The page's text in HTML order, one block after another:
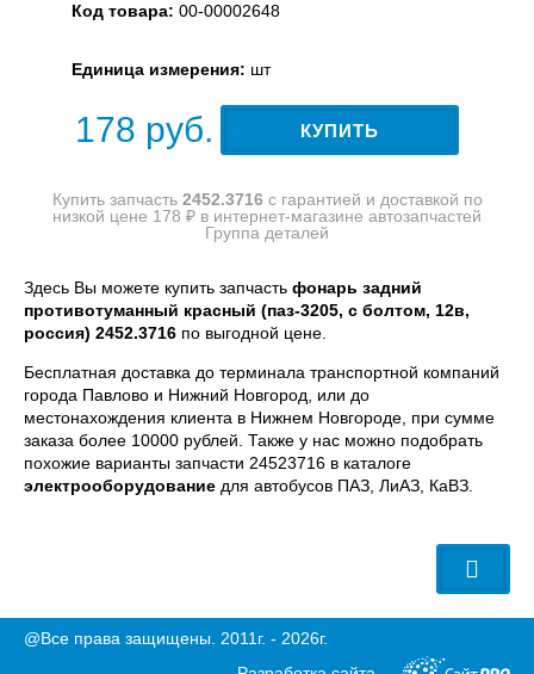
Код товара: 00-00002648
Единица измерения: шт
178 руб. КУПИТЬ
Купить запчасть 2452.3716 с гарантией и доставкой по
низкой цене 178 ₽ в интернет-магазине автозапчастей
Группа деталей
Здесь Вы можете купить запчасть фонарь задний
противотуманный красный (паз-3205, с болтом, 12в,
россия) 2452.3716 по выгодной цене.
Бесплатная доставка до терминала транспортной компаний
города Павлово и Нижний Новгород, или до
местонахождения клиента в Нижнем Новгороде, при сумме
заказа более 10000 рублей. Также у нас можно подобрать
похожие варианты запчасти 24523716 в каталоге
электрооборудование для автобусов ПАЗ, ЛиАЗ, КаВЗ.
@Все права защищены. 2011г. - 2026г.